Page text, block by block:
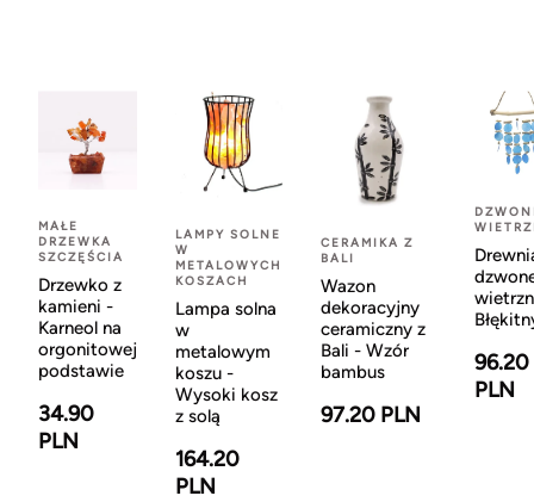
MAŁE
DRZEWKA
SZCZĘŚCIA
Drzewko z
kamieni -
Karneol na
orgonitowej
podstawie
34.90
PLN
LAMPY SOLNE
W
METALOWYCH
KOSZACH
Lampa solna
w
metalowym
koszu -
Wysoki kosz
z solą
164.20
PLN
CERAMIKA Z
BALI
Wazon
dekoracyjny
ceramiczny z
Bali - Wzór
bambus
97.20 PLN
96.20
PLN